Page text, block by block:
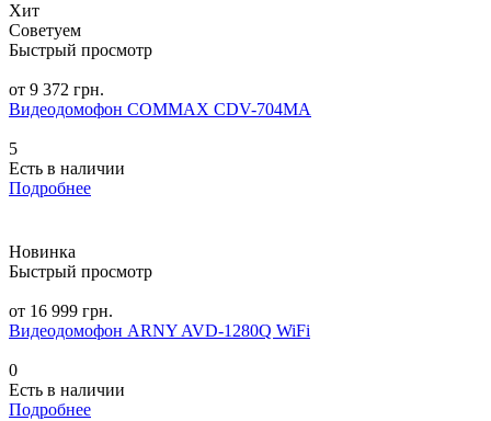
Хит
Советуем
Быстрый просмотр
от 9 372 грн.
Видеодомофон COMMAX CDV-704MA
5
Есть в наличии
Подробнее
Новинка
Быстрый просмотр
от 16 999 грн.
Видеодомофон ARNY AVD-1280Q WiFi
0
Есть в наличии
Подробнее